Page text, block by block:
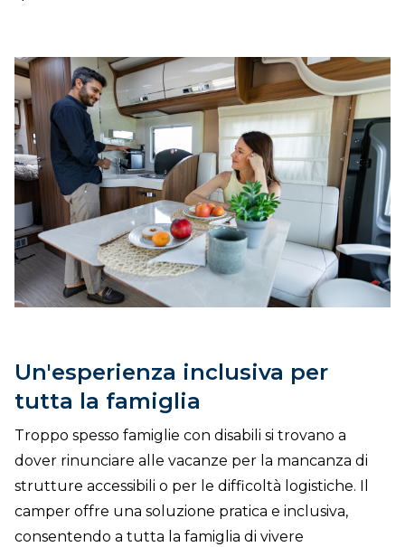
Un'esperienza inclusiva per
tutta la famiglia
Troppo spesso famiglie con disabili si trovano a
dover rinunciare alle vacanze per la mancanza di
strutture accessibili o per le difficoltà logistiche. Il
camper offre una soluzione pratica e inclusiva,
consentendo a tutta la famiglia di vivere